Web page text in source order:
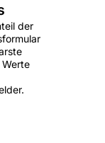
der